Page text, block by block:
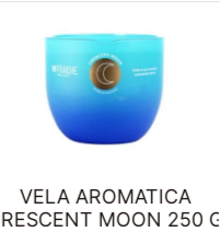
VELA AROMATICA
MOON 250 G